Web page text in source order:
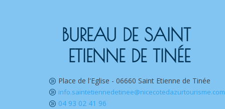
BUREAU DE SAINT
ETIENNE DE TINÉE
A Place de l'Eglise - 06660 Saint Etienne de Tinée
A info.saintetiennedetinee@nicecotedazurtourisme.com
A 04 93 02 41 96